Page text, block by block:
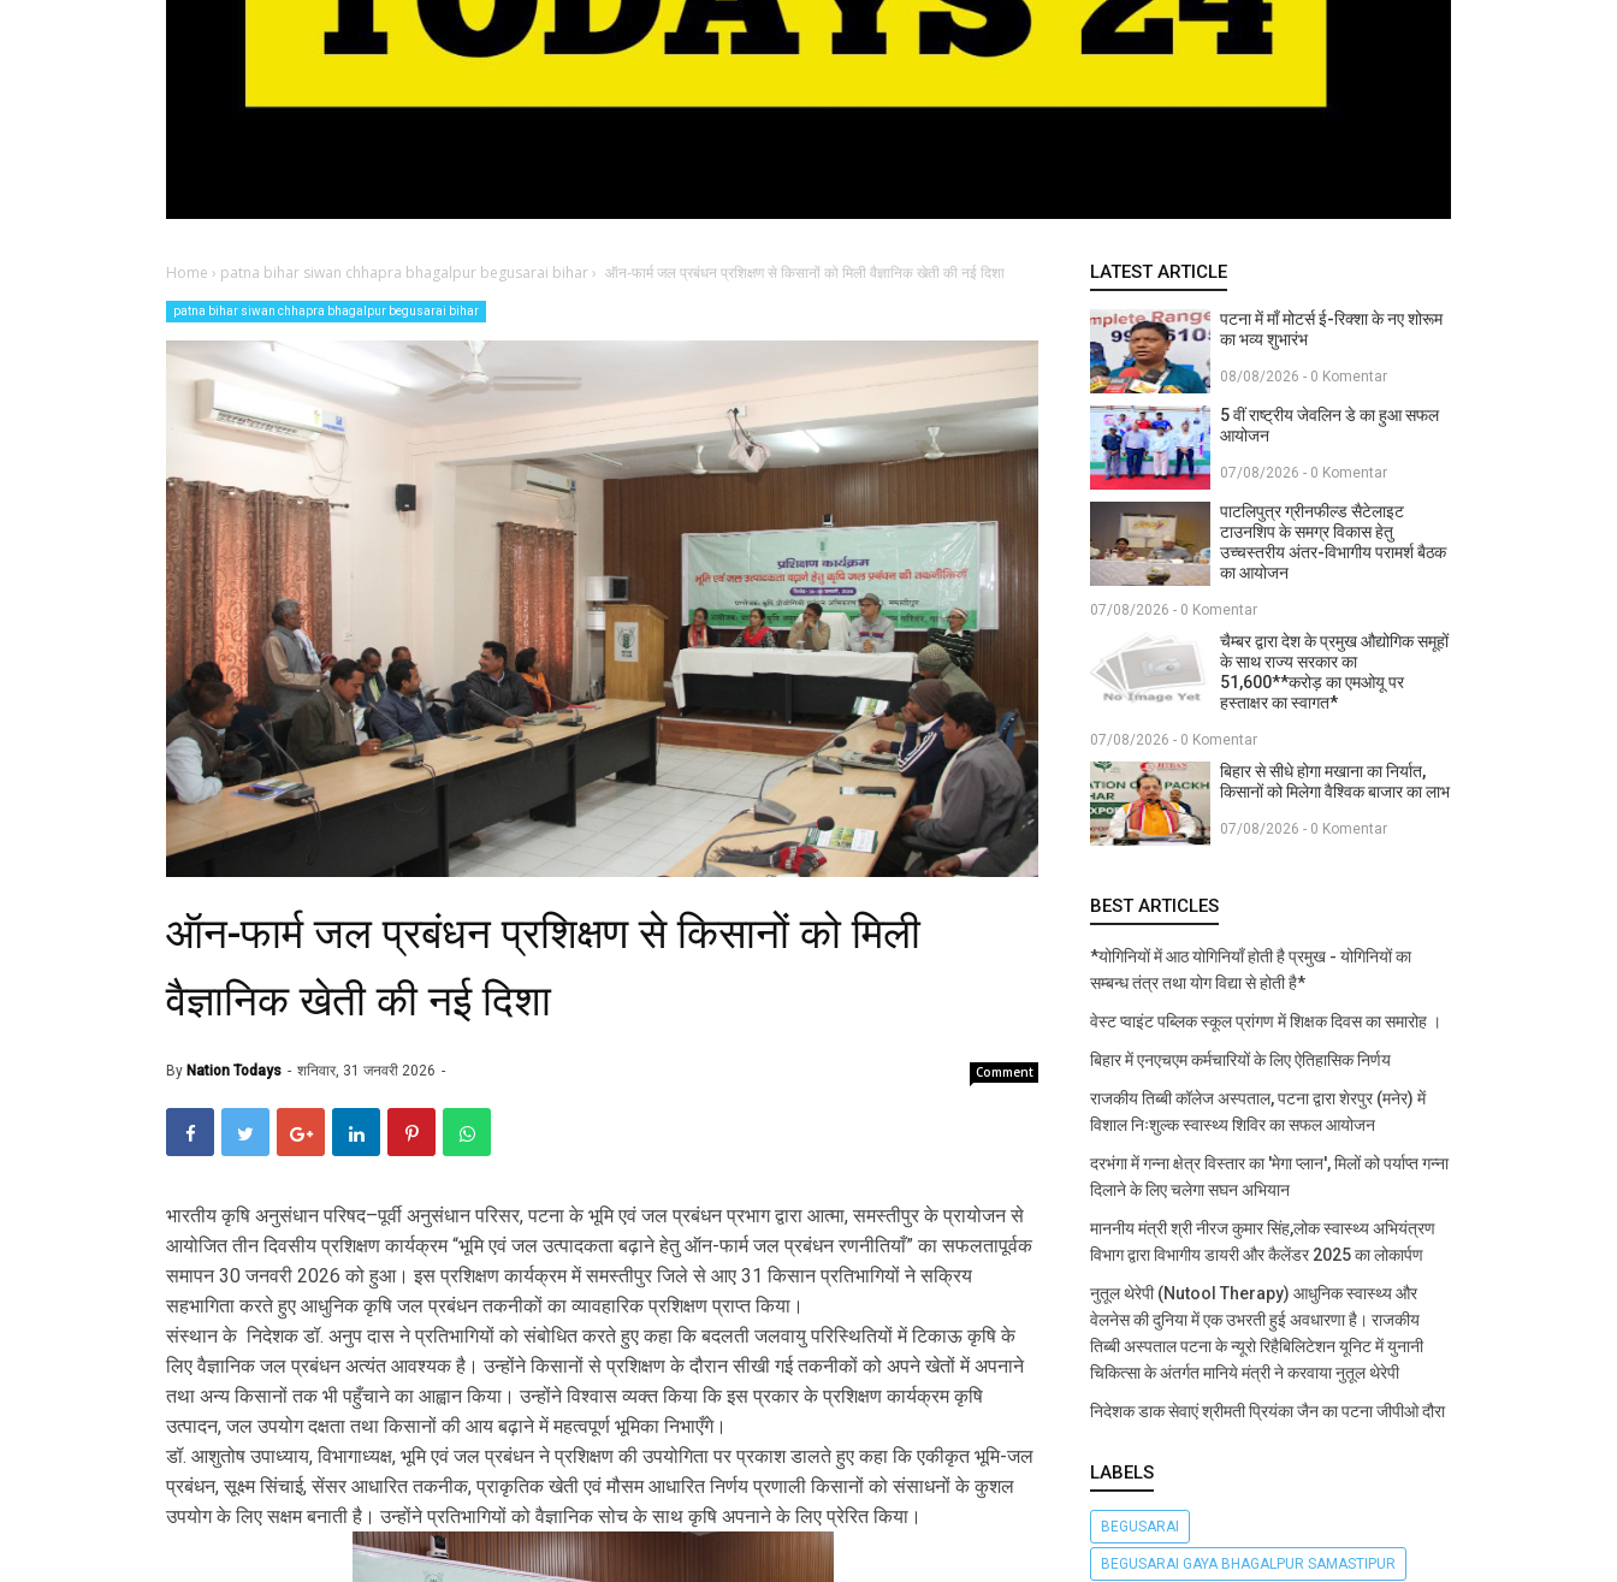
Home › patna bihar siwan chhapra bhagalpur begusarai bihar› ऑन-फार्म जल प्रबंधन प्रशिक्षण से किसानों को मिली वैज्ञानिक खेती की नई दिशा
patna bihar siwan chhapra bhagalpur begusarai bihar
ऑन-फार्म जल प्रबंधन प्रशिक्षण से किसानों को मिली
वैज्ञानिक खेती की नई दिशा
By Nation Todays शनिवार, 31 जनवरी 2026 Comment
भारतीय कृषि अनुसंधान परिषद–पूर्वी अनुसंधान परिसर, पटना के भूमि एवं जल प्रबंधन प्रभाग द्वारा आत्मा, समस्तीपुर के प्रायोजन से
आयोजित तीन दिवसीय प्रशिक्षण कार्यक्रम “भूमि एवं जल उत्पादकता बढ़ाने हेतु ऑन-फार्म जल प्रबंधन रणनीतियाँ” का सफलतापूर्वक
समापन 30 जनवरी 2026 को हुआ। इस प्रशिक्षण कार्यक्रम में समस्तीपुर जिले से आए 31 किसान प्रतिभागियों ने सक्रिय
सहभागिता करते हुए आधुनिक कृषि जल प्रबंधन तकनीकों का व्यावहारिक प्रशिक्षण प्राप्त किया।
संस्थान के निदेशक डॉ. अनुप दास ने प्रतिभागियों को संबोधित करते हुए कहा कि बदलती जलवायु परिस्थितियों में टिकाऊ कृषि के
लिए वैज्ञानिक जल प्रबंधन अत्यंत आवश्यक है। उन्होंने किसानों से प्रशिक्षण के दौरान सीखी गई तकनीकों को अपने खेतों में अपनाने
तथा अन्य किसानों तक भी पहुँचाने का आह्वान किया। उन्होंने विश्वास व्यक्त किया कि इस प्रकार के प्रशिक्षण कार्यक्रम कृषि
उत्पादन, जल उपयोग दक्षता तथा किसानों की आय बढ़ाने में महत्वपूर्ण भूमिका निभाएँगे।
डॉ. आशुतोष उपाध्याय, विभागाध्यक्ष, भूमि एवं जल प्रबंधन ने प्रशिक्षण की उपयोगिता पर प्रकाश डालते हुए कहा कि एकीकृत भूमि-जल
प्रबंधन, सूक्ष्म सिंचाई, सेंसर आधारित तकनीक, प्राकृतिक खेती एवं मौसम आधारित निर्णय प्रणाली किसानों को संसाधनों के कुशल
उपयोग के लिए सक्षम बनाती है। उन्होंने प्रतिभागियों को वैज्ञानिक सोच के साथ कृषि अपनाने के लिए प्रेरित किया।
LATEST ARTICLE
पटना में माँ मोटर्स ई-रिक्शा के नए शोरूम
का भव्य शुभारंभ
08/08/2026 - 0 Komentar
5 वीं राष्ट्रीय जेवलिन डे का हुआ सफल
आयोजन
07/08/2026 - 0 Komentar
पाटलिपुत्र ग्रीनफील्ड सैटेलाइट
टाउनशिप के समग्र विकास हेतु
उच्चस्तरीय अंतर-विभागीय परामर्श बैठक
का आयोजन
07/08/2026 - 0 Komentar
चैम्बर द्वारा देश के प्रमुख औद्योगिक समूहों
के साथ राज्य सरकार का
51,600**करोड़ का एमओयू पर
हस्ताक्षर का स्वागत*
07/08/2026 - 0 Komentar
बिहार से सीधे होगा मखाना का निर्यात,
किसानों को मिलेगा वैश्विक बाजार का लाभ
07/08/2026 - 0 Komentar
BEST ARTICLES
*योगिनियों में आठ योगिनियाँ होती है प्रमुख - योगिनियों का
सम्बन्ध तंत्र तथा योग विद्या से होती है*
वेस्ट प्वाइंट पब्लिक स्कूल प्रांगण में शिक्षक दिवस का समारोह ।
बिहार में एनएचएम कर्मचारियों के लिए ऐतिहासिक निर्णय
राजकीय तिब्बी कॉलेज अस्पताल, पटना द्वारा शेरपुर (मनेर) में
विशाल निःशुल्क स्वास्थ्य शिविर का सफल आयोजन
दरभंगा में गन्ना क्षेत्र विस्तार का 'मेगा प्लान', मिलों को पर्याप्त गन्ना
दिलाने के लिए चलेगा सघन अभियान
माननीय मंत्री श्री नीरज कुमार सिंह,लोक स्वास्थ्य अभियंत्रण
विभाग द्वारा विभागीय डायरी और कैलेंडर 2025 का लोकार्पण
नुतूल थेरेपी (Nutool Therapy) आधुनिक स्वास्थ्य और
वेलनेस की दुनिया में एक उभरती हुई अवधारणा है। राजकीय
तिब्बी अस्पताल पटना के न्यूरो रिहैबिलिटेशन यूनिट में युनानी
चिकित्सा के अंतर्गत मानिये मंत्री ने करवाया नुतूल थेरेपी
निदेशक डाक सेवाएं श्रीमती प्रियंका जैन का पटना जीपीओ दौरा
LABELS
BEGUSARAI
BEGUSARAI GAYA BHAGALPUR SAMASTIPUR